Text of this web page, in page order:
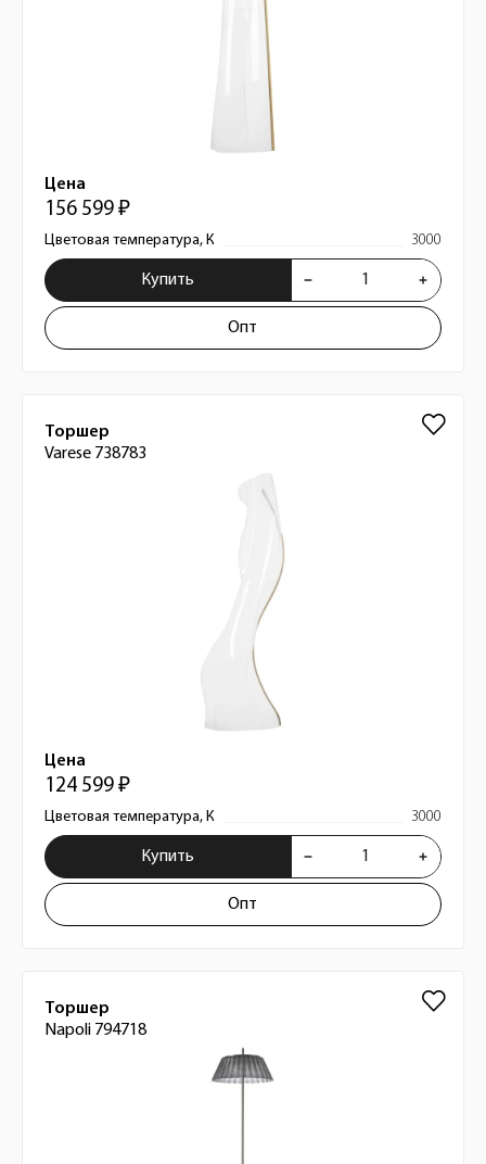
Цена
156 599 ₽
Цветовая температура, К 3000
Купить
Опт
Торшер
Varese 738783
Цена
124 599 ₽
Цветовая температура, К 3000
Купить
Опт
Торшер
Napoli 794718